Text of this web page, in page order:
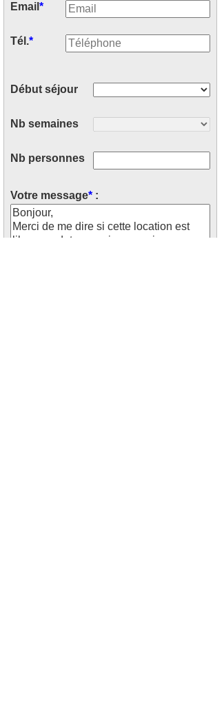
Email *
Tél.*
Début séjour
Nb semaines
Nb personnes
Votre message* :